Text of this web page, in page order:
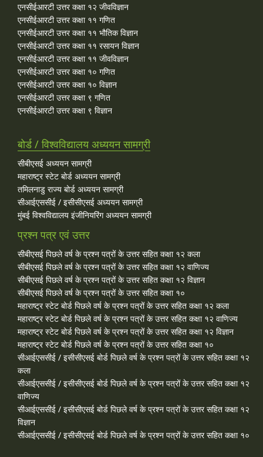
एनसीईआरटी उत्तर कक्षा १२ जीवविज्ञान
एनसीईआरटी उत्तर कक्षा ११ गणित
एनसीईआरटी उत्तर कक्षा ११ भौतिक विज्ञान
एनसीईआरटी उत्तर कक्षा ११ रसायन विज्ञान
एनसीईआरटी उत्तर कक्षा ११ जीवविज्ञान
एनसीईआरटी उत्तर कक्षा १० गणित
एनसीईआरटी उत्तर कक्षा १० विज्ञान
एनसीईआरटी उत्तर कक्षा ९ गणित
एनसीईआरटी उत्तर कक्षा ९ विज्ञान
बोर्ड / विश्वविद्यालय अध्ययन सामग्री
सीबीएसई अध्ययन सामग्री
महाराष्ट्र स्टेट बोर्ड अध्ययन सामग्री
तमिलनाडु राज्य बोर्ड अध्ययन सामग्री
सीआईएससीई / इसीसीएसई अध्ययन सामग्री
मुंबई विश्वविद्यालय इंजीनियरिंग अध्ययन सामग्री
प्रश्न पत्र एवं उत्तर
सीबीएसई पिछले वर्ष के प्रश्न पत्रों के उत्तर सहित कक्षा १२ कला
सीबीएसई पिछले वर्ष के प्रश्न पत्रों के उत्तर सहित कक्षा १२ वाणिज्य
सीबीएसई पिछले वर्ष के प्रश्न पत्रों के उत्तर सहित कक्षा १२ विज्ञान
सीबीएसई पिछले वर्ष के प्रश्न पत्रों के उत्तर सहित कक्षा १०
महाराष्ट्र स्टेट बोर्ड पिछले वर्ष के प्रश्न पत्रों के उत्तर सहित कक्षा १२ कला
महाराष्ट्र स्टेट बोर्ड पिछले वर्ष के प्रश्न पत्रों के उत्तर सहित कक्षा १२ वाणिज्य
महाराष्ट्र स्टेट बोर्ड पिछले वर्ष के प्रश्न पत्रों के उत्तर सहित कक्षा १२ विज्ञान
महाराष्ट्र स्टेट बोर्ड पिछले वर्ष के प्रश्न पत्रों के उत्तर सहित कक्षा १०
सीआईएससीई / इसीसीएसई बोर्ड पिछले वर्ष के प्रश्न पत्रों के उत्तर सहित कक्षा १२
कला
सीआईएससीई / इसीसीएसई बोर्ड पिछले वर्ष के प्रश्न पत्रों के उत्तर सहित कक्षा १२
वाणिज्य
सीआईएससीई / इसीसीएसई बोर्ड पिछले वर्ष के प्रश्न पत्रों के उत्तर सहित कक्षा १२
विज्ञान
सीआईएससीई / इसीसीएसई बोर्ड पिछले वर्ष के प्रश्न पत्रों के उत्तर सहित कक्षा १०